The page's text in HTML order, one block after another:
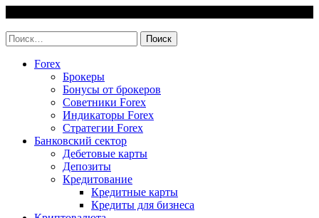
content
Найти:
Forex
Брокеры
Бонусы от брокеров
Советники Forex
Индикаторы Forex
Стратегии Forex
Банковский сектор
Дебетовые карты
Депозиты
Кредитование
Кредитные карты
Кредиты для бизнеса